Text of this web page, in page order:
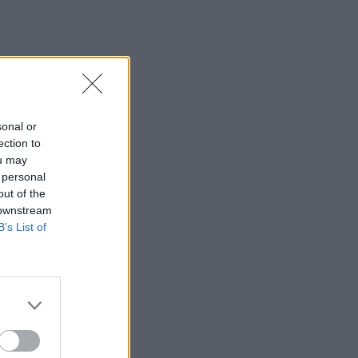
or
to
may
of the
List of
Χαρδαλιάς: Καμία ανεμογεννήτρια σε
καμένες και αναδασωτέες περιοχές της
Αττικής